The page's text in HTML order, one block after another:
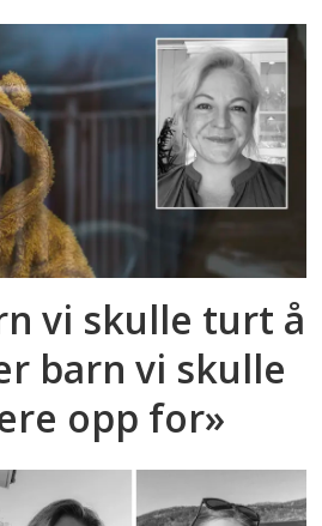
vi skulle turt å
barn vi skulle
opp for»